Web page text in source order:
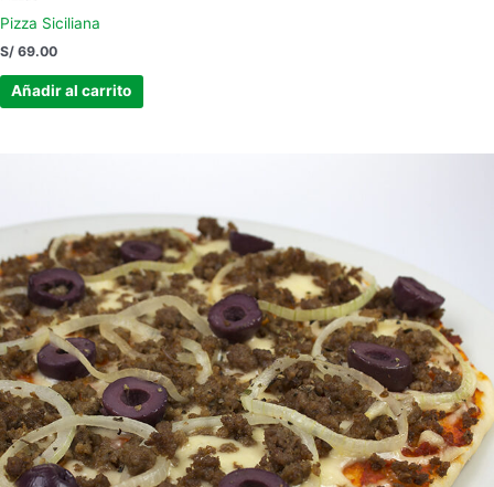
Pizza Siciliana
S/ 69.00
Añadir al carrito